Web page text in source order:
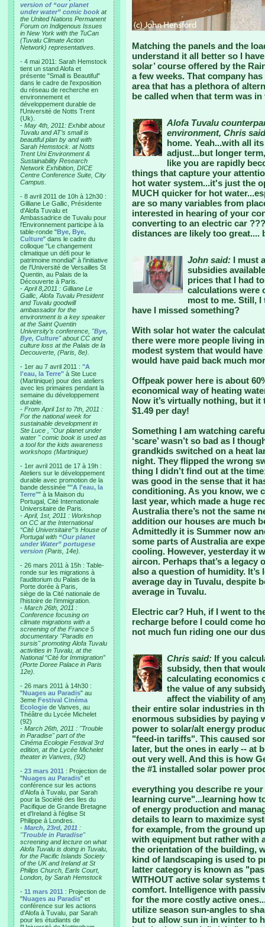
version of “our planet
under water” comic book at
the United Nations Permanent
Forum on Indigenous Issues
in New York with the TuCan
(Tuvalu Climate Action
Network) representatives.
- 4 mai 2011: Sarah Hemstock
tient un stand Alofa et
présente "Small is Beautiful"
dans le cadre de l'exposition
du réseau de recherche en
environnement et
développement durable de
l'Université de Notts Trent
(Uk).
- May 4th, 2011: Exhibit about
Tuvalu and AT’s small is
beautiful plan by and with
Sarah Hemstock. at Notts
Trent Uni Environment &
Sustainability Research
Network Exhibition, DICE
Centre Conference Suite, City
Campus.
- 8 avril 2011 de 10h à 12h30 :
Gilliane Le Gallic, Présidente
d'Alofa Tuvalu et
Ambassadrice de Tuvalu pour
l'Environnement participe à la
table-ronde "Bye, Bye,
Culture" dans le cadre du
colloque "Le changement
climatique un défi pour le
patrimoine mondial" à l'initiative
de l'Université de Versailles St
Quentin, au Palais de la
Découverte à Paris.
- April 8,2011 : Gilliane Le
Gallic, Alofa Tuvalu President
and Tuvalu goodwill
ambassador for the
environment is a key speaker
at the Saint Quentin
University’s conference, "Bye,
Bye, Culture" about CC and
culture loss at the Palais de la
Decouverte, (Paris, 8e).
- 1er au 7 avril 2011 : "A
l'eau, la Terre" à Ste Luce
(Martinique) pour des ateliers
avec les primaires pendant la
semaine du développement
durable.
- From April 1st to 7th, 2011 :
For the national week for
sustainable development in
Ste Luce , "Our planet under
water " comic book is used as
a tool for the kids awareness
workshops (Martinique)
- 1er avril 2011 de 17 à 19h :
Ateliers sur le développement
durable avec promotion de la
bande dessinée ""A l'eau, la
Terre"" à la Maison du
Portugal, Cité Internationale
Universitaire de Paris.
- April, 1st, 2011 : Workshop
on CC at the International
“Cité Universitaire”’s House of
Portugal with “Our planet
under Water” portugese
version (Paris, 14e).
- 26 mars 2011 à 15h : Table-
ronde sur les migrations à
l’auditorium du Palais de la
Porte dorée à Paris,
siège de la Cité nationale de
l’histoire de l’immigration.
- March 26th, 2011 :
Conference focusing on
climate migrations with a
screening of the France 5
documentary "Paradis en
sursis" promoting Alofa Tuvalu
activities in Tuvalu, at the
National “Cité for Immigration”
(Porte Doree Palace in Paris
12e).
- 26 mars 2011 à 14h30 :
"Nuages au Paradis" au
3eme Festival Cinéma
Ecologie de Vanves, au
Théâtre du Lycée Michelet
(92)
- March 26th, 2011 : "Trouble
in Paradise" part of the
Cinéma Ecologie Festival 3rd
edition, at the Lycée Michelet
theater in Vanves, (92)
- 23 mars 2011 : Projection de
"Nuages au Paradis" et
conférence sur les actions
d'Alofa à Tuvalu, par Sarah
pour la Société des Iles du
Pacifique de Grande Bretagne
et d'Ireland à l'église St
Philippe à Londres.
- March, 23rd, 2011 :
"Trouble in Paradise"
screening and lecture on what
Alofa Tuvalu is doing in Tuvalu,
for the Pacific Islands Society
of the UK and Ireland at St
Philips Church, Earls Court,
London, by Sarah Hemstock
- 11 mars 2011 : Projection de
"Nuages au Paradis" et
conférence sur les actions
d'Alofa à Tuvalu, par Sarah
pour les étudiants de
Matching the panels and the
understand it all better so I
solar’ course offered by the
a few weeks. That company
area that has a plethora of
be called when that term was
Alofa Tuvalu
environment, Chris
home. Yeah...with all
adjust...but longer
like you are rapidly
things that capture your
hot water system...it's just the
MUCH quicker for hot
are so many variables from
interested in hearing of your
converting to an electric car
distances are likely too great....
John said: I must
subsidies
prices that I had
calculations were
most to me. Still,
have I missed something?
With solar hot water the
there were more people living
modest system that would
would have paid back much
Offpeak power here is about
economical way of heating
Now it’s virtually nothing, but
$1.49 per day!
Something I am watching
‘scare’ wasn’t so bad as I
grandkids switched on a heat
night. They flipped the wrong
thing I didn’t find out at the
was good in the sense that it
conditioning. As you know, we
last year, which made a huge
Australia there’s not the same
addition our houses are much
Admittedly it is Summer now
some parts of Australia are
cooling. However, yesterday it
aircon. Perhaps that’s a legacy
also a question of humidity.
average day in Tuvalu, despite
average in Tuvalu.
Electric car? Huh, if I went to
recharge before I could come
not much fun riding one our
Chris said: If you
subsidy, then that
calculating economics
the value of any
affect the viability of
their entire solar industries in
enormous subsidies by paying
power to solar/alt energy
"feed-in tariffs". This caused
later, but the ones in early -- at
out very well. And this is how
the #1 installed solar power
everything you describe re
learning curve"...learning how
of energy production and
details to learn to maximize
for example, from the ground
with equipment but rather with
the orientation of the building,
kind of landscaping is used to
latter category is known as
WITHOUT active solar
comfort. Intelligence with
for the more costly active
utilize season sun-angles to
but to allow sun in in winter to